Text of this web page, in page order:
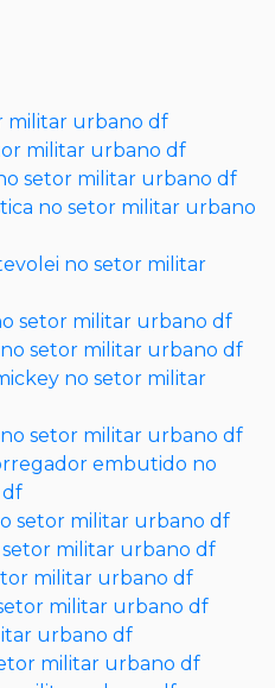
militar urbano df
militar urbano df
setor militar urbano df
no setor militar urbano
no setor militar
setor militar urbano df
setor militar urbano df
no setor militar
no setor militar urbano df
embutido no
df
setor militar urbano df
militar urbano df
militar urbano df
militar urbano df
urbano df
militar urbano df